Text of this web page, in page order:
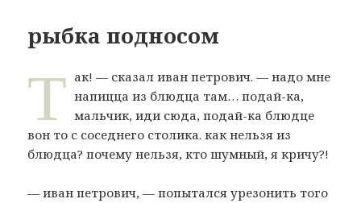
рыбка подносом
Т ак! — сказал иван петрович. — надо мне
напицца из блюдца там… подай-ка,
мальчик, иди сюда, подай-ка блюдце
вон то с соседнего столика. как нельзя из
блюдца? почему нельзя, кто шумный, я кричу?!
— иван петрович, — попытался урезонить того